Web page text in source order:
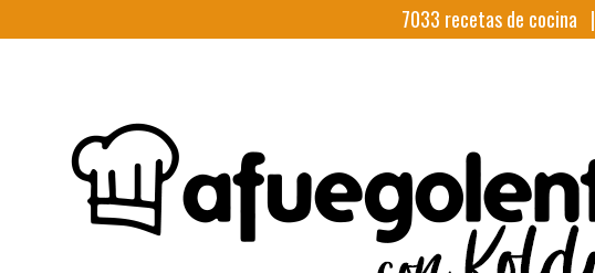
7033 recetas de cocina |